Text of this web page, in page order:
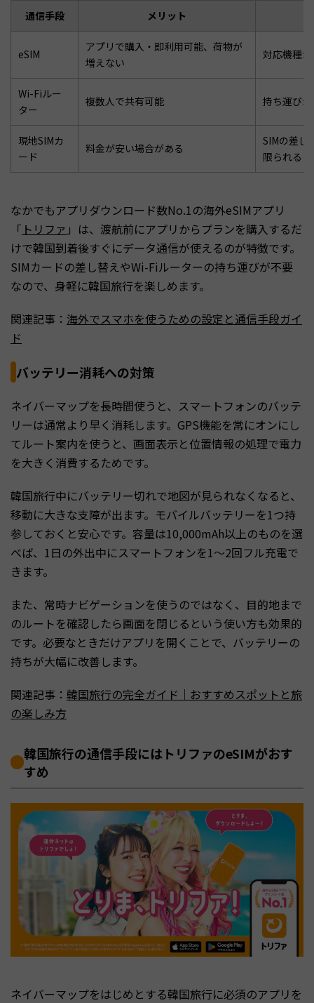
通信手段 メリット
eSIM
アプリで購入・即利用可能、荷物が
増えない
対応機種
Wi-Fiルー
ター
複数人で共有可能 持ち運び
現地SIMカ
ード
料金が安い場合がある
SIMの差し
限られる
なかでもアプリダウンロード数No.1の海外eSIMアプリ
「 トリファ 」は、渡航前にアプリからプランを購入するだ
けで韓国到着後すぐにデータ通信が使えるのが特徴です。
SIMカードの差し替えやWi-Fiルーターの持ち運びが不要
なので、身軽に韓国旅行を楽しめます。
関連記事： 海外でスマホを使うための設定と通信手段ガイ
ド
バッテリー消耗への対策
ネイバーマップを長時間使うと、スマートフォンのバッテ
リーは通常より早く消耗します。GPS機能を常にオンにし
てルート案内を使うと、画面表示と位置情報の処理で電力
を大きく消費するためです。
韓国旅行中にバッテリー切れで地図が見られなくなると、
移動に大きな支障が出ます。モバイルバッテリーを1つ持
参しておくと安心です。容量は10,000mAh以上のものを選
べば、1日の外出中にスマートフォンを1〜2回フル充電で
きます。
また、常時ナビゲーションを使うのではなく、目的地まで
のルートを確認したら画面を閉じるという使い方も効果的
です。必要なときだけアプリを開くことで、バッテリーの
持ちが大幅に改善します。
関連記事： 韓国旅行の完全ガイド｜おすすめスポットと旅
の楽しみ方
韓国旅行の通信手段にはトリファのeSIMがおす
すめ
ネイバーマップをはじめとする韓国旅行に必須のアプリを